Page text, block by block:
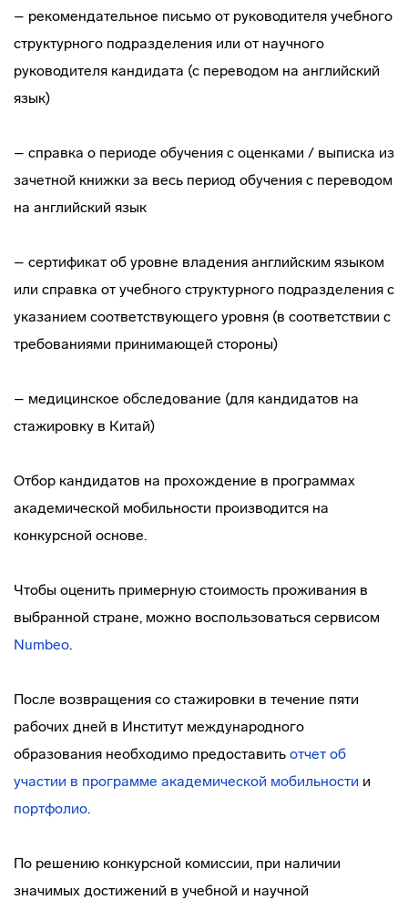
– рекомендательное письмо от руководителя учебного
структурного подразделения или от научного
руководителя кандидата (с переводом на английский
язык)
– справка о периоде обучения с оценками / выписка из
зачетной книжки за весь период обучения с переводом
на английский язык
– сертификат об уровне владения английским языком
или справка от учебного структурного подразделения с
указанием соответствующего уровня (в соответствии с
требованиями принимающей стороны)
– медицинское обследование (для кандидатов на
стажировку в Китай)
Отбор кандидатов на прохождение в программах
академической мобильности производится на
конкурсной основе.
Чтобы оценить примерную стоимость проживания в
выбранной стране, можно воспользоваться сервисом
Numbeo.
После возвращения со стажировки в течение пяти
рабочих дней в Институт международного
образования необходимо предоставить отчет об
участии в программе академической мобильности и
портфолио.
По решению конкурсной комиссии, при наличии
значимых достижений в учебной и научной